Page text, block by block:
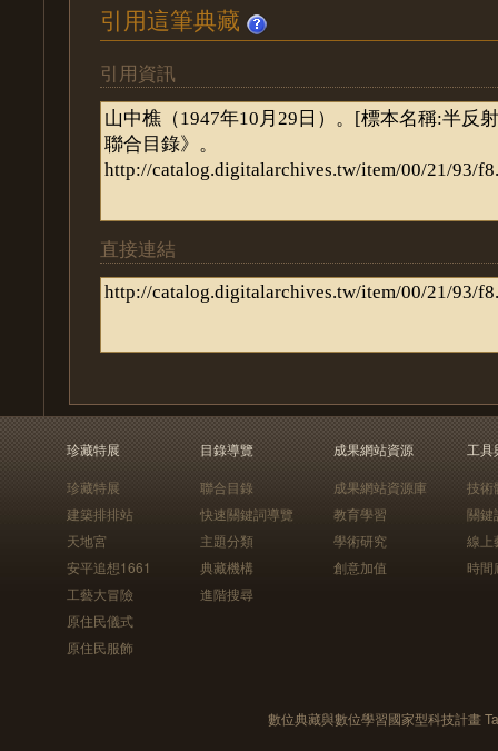
引用這筆典藏
引用資訊
直接連結
珍藏特展
珍藏特展
建築排排站
天地宮
安平追想1661
工藝大冒險
原住民儀式
原住民服飾
目錄導覽
聯合目錄
快速關鍵詞導覽
主題分類
典藏機構
進階搜尋
成果網站資源
成果網站資源庫
教育學習
學術研究
創意加值
工具
技術
關鍵
線上
時間
數位典藏與數位學習國家型科技計畫